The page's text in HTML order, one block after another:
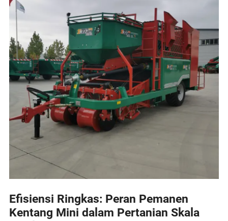
Efisiensi Ringkas: Peran Pemanen
Kentang Mini dalam Pertanian Skala